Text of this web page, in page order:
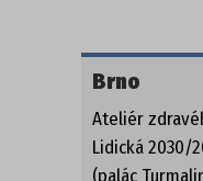
KOTNÍKOVÁ OBUV
Brno
Ateliér
Lidická 2030/
(palác